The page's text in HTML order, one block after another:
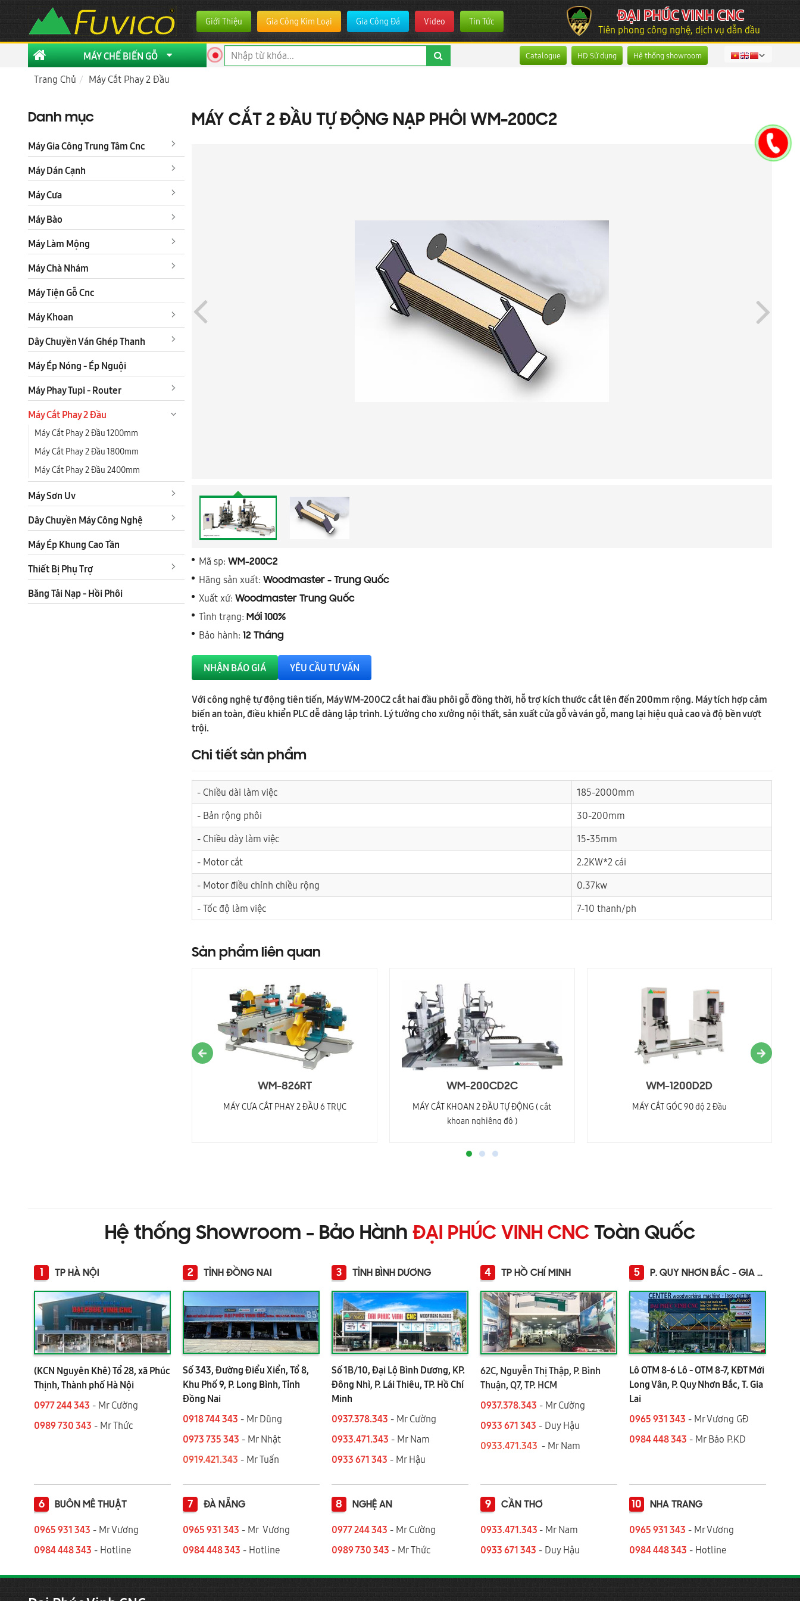
Giới Thiệu Gia Công Kim Loại Gia Công Đá Video Tin Tức ĐẠI PHÚC VINH CNC
Tiên phong công nghệ, dịch vụ dẫn đầu
MÁY CHẾ BIẾN GỖ
Catalogue HD Sử dụng Hệ thống showroom
Trang Chủ Máy Cắt Phay 2 Đầu
Danh mục
Máy Gia Công Trung Tâm Cnc
Máy Dán Cạnh
Máy Cưa
Máy Bào
Máy Làm Mộng
Máy Chà Nhám
Máy Tiện Gỗ Cnc
Máy Khoan
Dây Chuyền Ván Ghép Thanh
Máy Ép Nóng - Ép Nguội
Máy Phay Tupi - Router
Máy Cắt Phay 2 Đầu
Máy Cắt Phay 2 Đầu 1200mm
Máy Cắt Phay 2 Đầu 1800mm
Máy Cắt Phay 2 Đầu 2400mm
Máy Sơn Uv
Dây Chuyền Máy Công Nghệ
Máy Ép Khung Cao Tần
Thiết Bị Phụ Trợ
Băng Tải Nạp - Hồi Phôi
MÁY CẮT 2 ĐẦU TỰ ĐỘNG NẠP PHÔI WM-200C2
Mã sp: WM-200C2
Hãng sản xuất: Woodmaster - Trung Quốc
Xuất xứ: Woodmaster Trung Quốc
Tình trạng: Mới 100%
Bảo hành: 12 Tháng
NHẬN BÁO GIÁ YÊU CẦU TƯ VẤN
Với công nghệ tự động tiên tiến, Máy WM-200C2 cắt hai đầu phôi gỗ đồng thời, hỗ trợ kích thước cắt lên đến 200mm rộng. Máy tích hợp cảm
biến an toàn, điều khiển PLC dễ dàng lập trình. Lý tưởng cho xưởng nội thất, sản xuất cửa gỗ và ván gỗ, mang lại hiệu quả cao và độ bền vượt
trội.
Chi tiết sản phẩm
- Chiều dài làm việc
185-2000mm
- Bản rộng phôi
30-200mm
- Chiều dày làm việc
15-35mm
- Motor cắt
2.2KW*2 cái
- Motor điều chỉnh chiều rộng
0.37kw
- Tốc độ làm việc
7-10 thanh/ph
Sản phẩm liên quan
WM-826RT
MÁY CƯA CẮT PHAY 2 ĐẦU 6 TRỤC
WM-200CD2C
MÁY CẮT KHOAN 2 ĐẦU TỰ ĐỘNG ( cắt
khoan nghiêng độ )
WM-1200D2D
MÁY CẮT GÓC 90 độ 2 Đầu
Hệ thống Showroom - Bảo Hành ĐẠI PHÚC VINH CNC Toàn Quốc
1 TP HÀ NỘI
(KCN Nguyên Khê) Tổ 28, xã Phúc
Thịnh, Thành phố Hà Nội
0977 244 343 - Mr Cường
0989 730 343 - Mr Thức
2 TỈNH ĐỒNG NAI
Số 343, Đường Điểu Xiển, Tổ 8,
Khu Phố 9, P. Long Bình, Tỉnh
Đồng Nai
0918 744 343 - Mr Dũng
0973 735 343 - Mr Nhật
0919.421.343 ​​​​​​ - Mr Tuấn
3 TỈNH BÌNH DƯƠNG
Số 1B/10, Đại Lộ Bình Dương, KP.
Đông Nhì, P. Lái Thiêu, TP. Hồ Chí
Minh
0937.378.343 - Mr Cường
0933.471.343 - Mr Nam
0933 671 343 - Mr Hậu
4 TP HỒ CHÍ MINH
62C, Nguyễn Thị Thập, P. Bình
Thuận, Q7, TP. HCM
0937.378.343 - Mr Cường
0933 671 343 - Duy Hậu
0933.471.343 - Mr Nam
5 P. QUY NHƠN BẮC - GIA LAI
Lô OTM 8-6 Lô - OTM 8-7, KĐT Mới
Long Vân, P. Quy Nhơn Bắc, T. Gia
Lai
0965 931 343 - Mr Vương GĐ
0984 448 343 - Mr Bảo P.KD
6 BUÔN MÊ THUẬT
0965 931 343 - Mr Vương
0984 448 343 - Hotline
7 ĐÀ NẴNG
0965 931 343 - Mr Vương
0984 448 343 - Hotline
8 NGHỆ AN
0977 244 343 - Mr Cường
0989 730 343 - Mr Thức
9 CẦN THƠ
0933.471.343 - Mr Nam
0933 671 343 - Duy Hậu
10 NHA TRANG
0965 931 343 - Mr Vương
0984 448 343 - Hotline